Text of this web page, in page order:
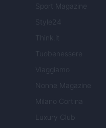
Sport Magazine
Style24
Think.it
Tuobenessere
Viaggiamo
Nonne Magazine
Milano Cortina
Luxury Club